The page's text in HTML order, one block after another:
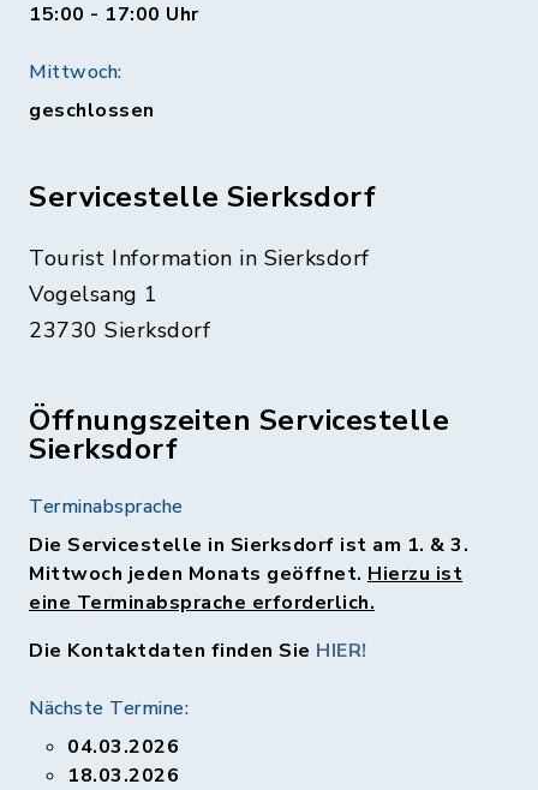
15:00 - 17:00 Uhr
Mittwoch:
geschlossen
Servicestelle Sierksdorf
Tourist Information in Sierksdorf
Vogelsang 1
23730 Sierksdorf
Öffnungszeiten Servicestelle
Sierksdorf
Terminabsprache
Die Servicestelle in Sierksdorf ist am 1. & 3.
Mittwoch jeden Monats geöffnet. Hierzu ist
eine Terminabsprache erforderlich.
Die Kontaktdaten finden Sie HIER!
Nächste Termine:
04.03.2026
18.03.2026